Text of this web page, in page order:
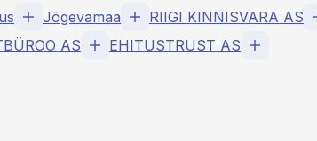
Jõgevamaa
RIIGI KINNISVARA AS
AS
EHITUSTRUST AS